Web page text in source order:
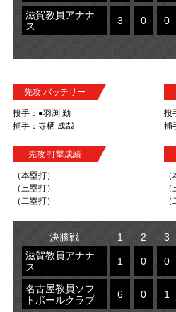
滋賀教員アナナ
ス
3 0 0
先攻 バッテリー
投手：●羽渕 勤
捕手：寺栖 成哉
投
捕
先攻 打撃成績
（本塁打）
（三塁打）
（二塁打）
決勝戦 1 2 3
滋賀教員アナナ
ス
1 0 0
名古屋教員ソフ
トボールクラブ
6 0 1